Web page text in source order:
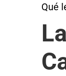
Qué